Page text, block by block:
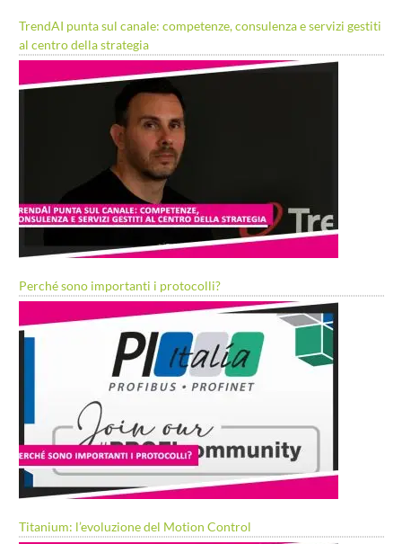
TrendAI punta sul canale: competenze, consulenza e servizi gestiti
al centro della strategia
Perché sono importanti i protocolli?
Titanium: l’evoluzione del Motion Control